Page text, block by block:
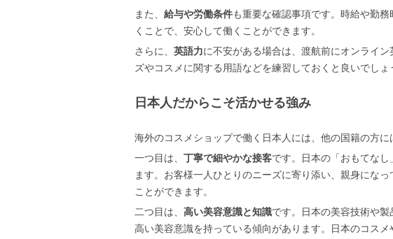
また、 給与や労働条件も重要な確認事項です。時給や勤
くことで、安心して働くことができます。
さらに、 英語力に不安がある場合は、渡航前にオンライ
ズやコスメに関する用語などを練習しておくと良いでしょ
日本人だからこそ活かせる強み
海外のコスメショップで働く日本人には、他の国籍の方に
一つ目は、 丁寧で細やかな接客です。日本の「おもてな
ます。お客様一人ひとりのニーズに寄り添い、親身にな
ことができます。
二つ目は、 高い美容意識と知識です。日本の美容技術や
高い美容意識を持っている傾向があります。日本のコス